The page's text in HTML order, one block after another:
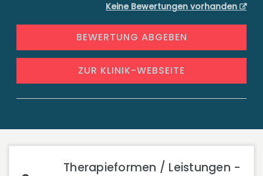
Keine Bewertungen vorhanden
BEWERTUNG ABGEBEN
ZUR KLINIK-WEBSEITE
Therapieformen / Leistungen -